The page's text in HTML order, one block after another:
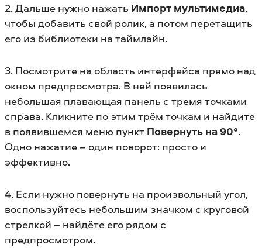
2. Дальше нужно нажать Импорт мультимедиа,
чтобы добавить свой ролик, а потом перетащить
его из библиотеки на таймлайн.
3. Посмотрите на область интерфейса прямо над
окном предпросмотра. В ней появилась
небольшая плавающая панель с тремя точками
справа. Кликните по этим трём точкам и найдите
в появившемся меню пункт Повернуть на 90°.
Одно нажатие – один поворот: просто и
эффективно.
4. Если нужно повернуть на произвольный угол,
воспользуйтесь небольшим значком с круговой
стрелкой – найдёте его рядом с
предпросмотром.